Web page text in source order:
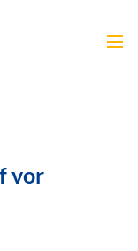
Menü
vor